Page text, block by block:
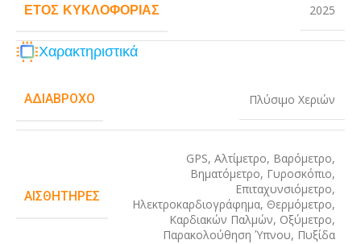
ΈΤΟΣ ΚΥΚΛΟΦΟΡΊΑΣ 2025
Χαρακτηριστικά
ΑΔΙΆΒΡΟΧΟ Πλύσιμο Χεριών
ΑΙΣΘΗΤΉΡΕΣ
GPS, Αλτίμετρο, Βαρόμετρο,
Βηματόμετρο, Γυροσκόπιο,
Επιταχυνσιόμετρο,
Ηλεκτροκαρδιογράφημα, Θερμόμετρο,
Καρδιακών Παλμών, Οξύμετρο,
Παρακολούθηση Ύπνου, Πυξίδα